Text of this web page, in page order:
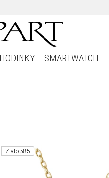
HODINKY SMARTWATCH
Zlato 585